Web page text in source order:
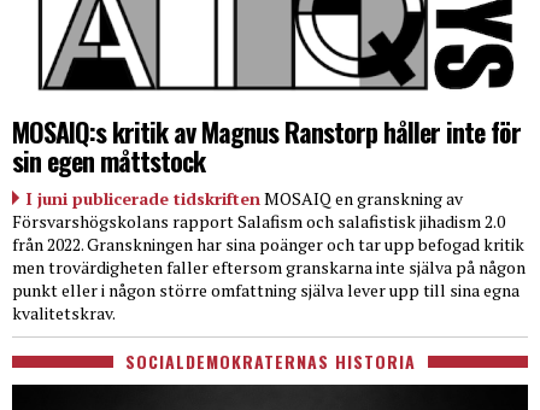
MOSAIQ:s kritik av Magnus Ranstorp håller inte för
sin egen måttstock
I juni publicerade tidskriftenMOSAIQ en granskning av
Försvarshögskolans rapport Salafism och salafistisk jihadism 2.0
från 2022. Granskningen har sina poänger och tar upp befogad kritik
men trovärdigheten faller eftersom granskarna inte själva på någon
punkt eller i någon större omfattning själva lever upp till sina egna
kvalitetskrav.
SOCIALDEMOKRATERNAS HISTORIA